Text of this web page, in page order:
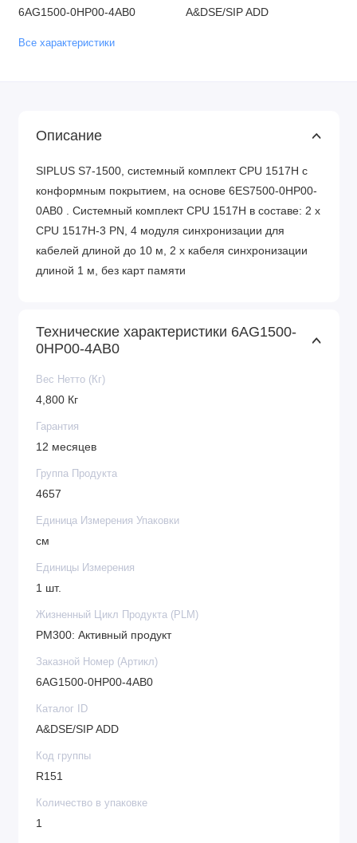
6AG1500-0HP00-4AB0 A&DSE/SIP ADD
Все характеристики
Описание
SIPLUS S7-1500, системный комплект CPU 1517H с
конформным покрытием, на основе 6ES7500-0HP00-
0AB0 . Системный комплект CPU 1517H в составе: 2 x
CPU 1517H-3 PN, 4 модуля синхронизации для
кабелей длиной до 10 м, 2 x кабеля синхронизации
длиной 1 м, без карт памяти
Технические характеристики 6AG1500-
0HP00-4AB0
Вес Нетто (Кг)
4,800 Кг
Гарантия
12 месяцев
Группа Продукта
4657
Единица Измерения Упаковки
см
Единицы Измерения
1 шт.
Жизненный Цикл Продукта (PLM)
PM300: Активный продукт
Заказной Номер (Артикл)
6AG1500-0HP00-4AB0
Каталог ID
A&DSE/SIP ADD
Код группы
R151
Количество в упаковке
1